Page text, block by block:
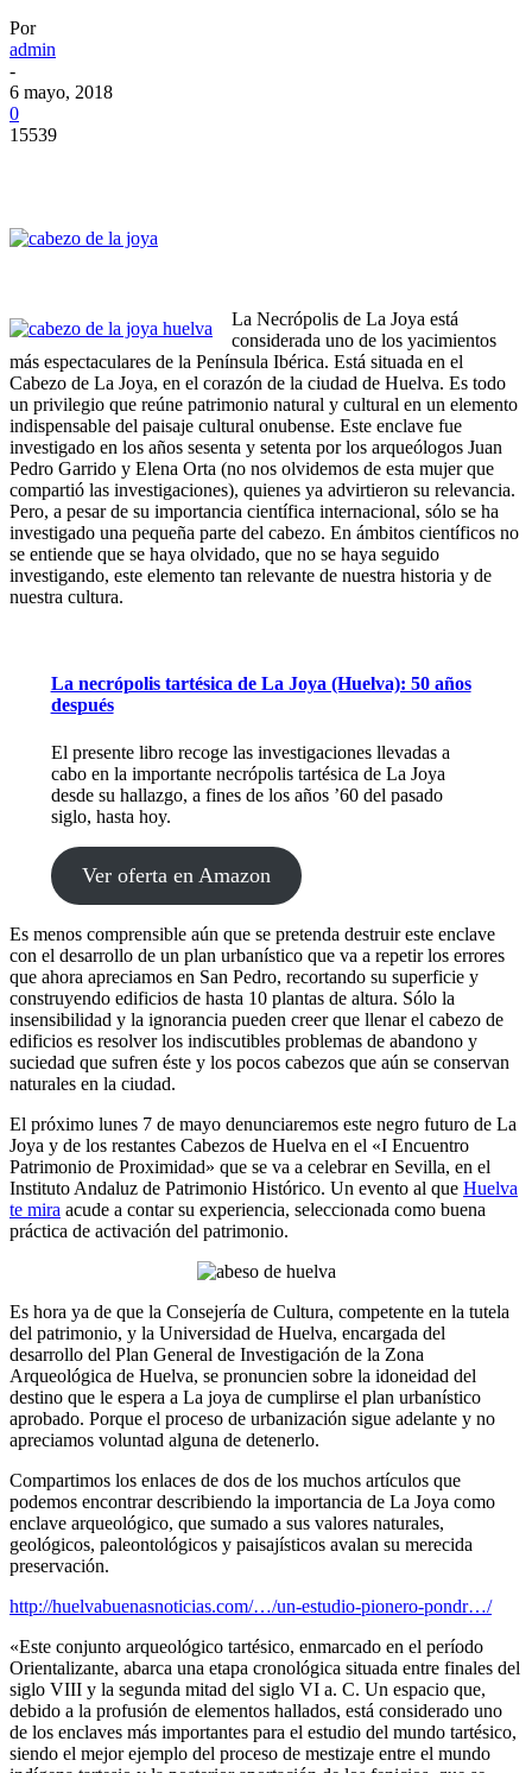
Por
admin
-
6 mayo, 2018
0
15539
La Necrópolis de La Joya está
considerada uno de los yacimientos
más espectaculares de la Península Ibérica. Está situada en el
Cabezo de La Joya, en el corazón de la ciudad de Huelva. Es todo
un privilegio que reúne patrimonio natural y cultural en un elemento
indispensable del paisaje cultural onubense. Este enclave fue
investigado en los años sesenta y setenta por los arqueólogos Juan
Pedro Garrido y Elena Orta (no nos olvidemos de esta mujer que
compartió las investigaciones), quienes ya advirtieron su relevancia.
Pero, a pesar de su importancia científica internacional, sólo se ha
investigado una pequeña parte del cabezo. En ámbitos científicos no
se entiende que se haya olvidado, que no se haya seguido
investigando, este elemento tan relevante de nuestra historia y de
nuestra cultura.
La necrópolis tartésica de La Joya (Huelva): 50 años
después
El presente libro recoge las investigaciones llevadas a
cabo en la importante necrópolis tartésica de La Joya
desde su hallazgo, a fines de los años ’60 del pasado
siglo, hasta hoy.
Ver oferta en Amazon
Es menos comprensible aún que se pretenda destruir este enclave
con el desarrollo de un plan urbanístico que va a repetir los errores
que ahora apreciamos en San Pedro, recortando su superficie y
construyendo edificios de hasta 10 plantas de altura. Sólo la
insensibilidad y la ignorancia pueden creer que llenar el cabezo de
edificios es resolver los indiscutibles problemas de abandono y
suciedad que sufren éste y los pocos cabezos que aún se conservan
naturales en la ciudad.
El próximo lunes 7 de mayo denunciaremos este negro futuro de La
Joya y de los restantes Cabezos de Huelva en el «I Encuentro
Patrimonio de Proximidad» que se va a celebrar en Sevilla, en el
Instituto Andaluz de Patrimonio Histórico. Un evento al que Huelva
te mira acude a contar su experiencia, seleccionada como buena
práctica de activación del patrimonio.
Es hora ya de que la Consejería de Cultura, competente en la tutela
del patrimonio, y la Universidad de Huelva, encargada del
desarrollo del Plan General de Investigación de la Zona
Arqueológica de Huelva, se pronuncien sobre la idoneidad del
destino que le espera a La joya de cumplirse el plan urbanístico
aprobado. Porque el proceso de urbanización sigue adelante y no
apreciamos voluntad alguna de detenerlo.
Compartimos los enlaces de dos de los muchos artículos que
podemos encontrar describiendo la importancia de La Joya como
enclave arqueológico, que sumado a sus valores naturales,
geológicos, paleontológicos y paisajísticos avalan su merecida
preservación.
http://huelvabuenasnoticias.com/…/un-estudio-pionero-pondr…/
«Este conjunto arqueológico tartésico, enmarcado en el período
Orientalizante, abarca una etapa cronológica situada entre finales del
siglo VIII y la segunda mitad del siglo VI a. C. Un espacio que,
debido a la profusión de elementos hallados, está considerado uno
de los enclaves más importantes para el estudio del mundo tartésico,
siendo el mejor ejemplo del proceso de mestizaje entre el mundo